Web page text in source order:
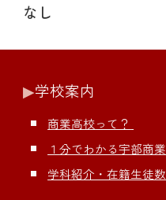
なし
▶︎学校案内
商業高校って？
１分でわかる宇部商業
学科紹介・在籍生徒数